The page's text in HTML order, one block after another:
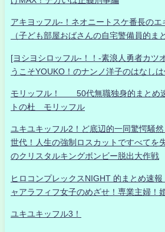
アキヨッフル-！ネオニートスケ番長のエ
（子ども部屋おばさんの自宅警備員的ま
[ヨシヨシロッフル-！！-素浪人勇者カツ
うこそYOUKO！のナンノ洋子のはなし
モリッフル！ 50代無職独身的まとめ
トの杜 モリッフル
ユキユキッフル2！ど底辺的一同驚愕騒
世代！人生の強制ロスカットですべてを
のクリスタルキングボンビー脱出大作戦
ヒロコンプレックスNIGHT 的まとめ速
ャアラフィフ女子のめざせ！専業主婦！
ユキユキッフル3！